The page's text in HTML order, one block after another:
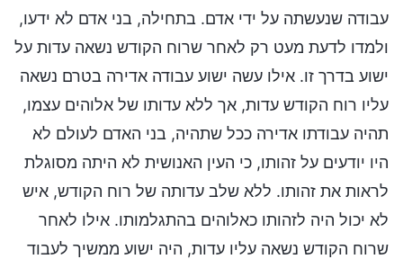
עבודה שנעשתה על ידי אדם. בתחילה, בני אדם לא ידעו,
ולמדו לדעת מעט רק לאחר שרוח הקודש נשאה עדות על
ישוע בדרך זו. אילו עשה ישוע עבודה אדירה בטרם נשאה
עליו רוח הקודש עדות, אך ללא עדותו של אלוהים עצמו,
תהיה עבודתו אדירה ככל שתהיה, בני האדם לעולם לא
היו יודעים על זהותו, כי העין האנושית לא היתה מסוגלת
לראות את זהותו. ללא שלב עדותה של רוח הקודש, איש
לא יכול היה לזהותו כאלוהים בהתגלמותו. אילו לאחר
שרוח הקודש נשאה עליו עדות, היה ישוע ממשיך לעבוד